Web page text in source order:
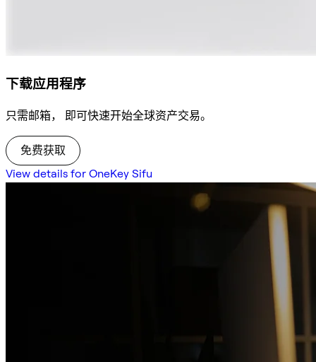
下载应用程序
只需邮箱， 即可快速开始全球资产交易。
免费获取
View details for OneKey Sifu